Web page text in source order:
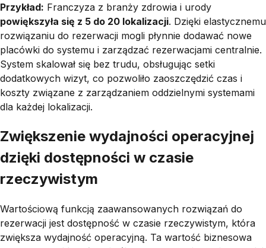
Przykład: Franczyza z branży zdrowia i urody
powiększyła się z 5 do 20 lokalizacji. Dzięki elastycznemu
rozwiązaniu do rezerwacji mogli płynnie dodawać nowe
placówki do systemu i zarządzać rezerwacjami centralnie.
System skalował się bez trudu, obsługując setki
dodatkowych wizyt, co pozwoliło zaoszczędzić czas i
koszty związane z zarządzaniem oddzielnymi systemami
dla każdej lokalizacji.
Zwiększenie wydajności operacyjnej
dzięki dostępności w czasie
rzeczywistym
Wartościową funkcją zaawansowanych rozwiązań do
rezerwacji jest dostępność w czasie rzeczywistym, która
zwiększa wydajność operacyjną. Ta wartość biznesowa